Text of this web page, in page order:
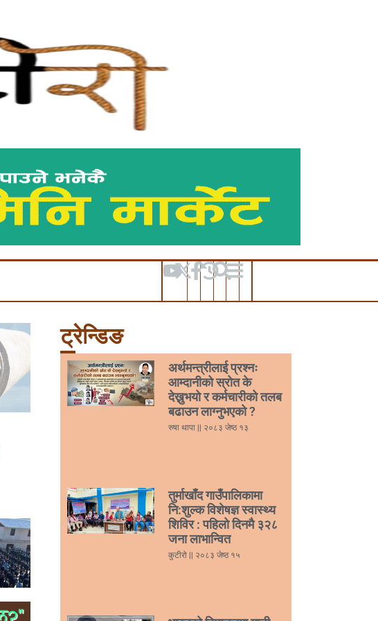
ट्रेन्डिङ
अर्थमन्त्रीलाई प्रश्नः
आम्दानीको स्रोत के
देख्नुभयो र कर्मचारीको तलब
बढाउन लाग्नुभएको ?
रुषा थापा २०८३ जेष्ठ १३
तुर्माखाँद गाउँपालिकामा
नि:शुल्क विशेषज्ञ स्वास्थ्य
शिविर : पहिलो दिनमै ३२८
जना लाभान्वित
कुटीरो २०८३ जेष्ठ १५